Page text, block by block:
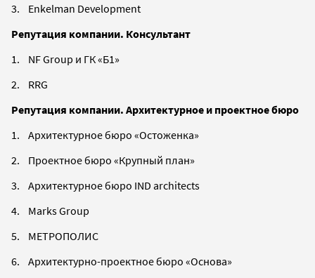
3. Enkelman Development
Репутация компании. Консультант
1. NF Group и ГК «Б1»
2. RRG
Репутация компании. Архитектурное и проектное бюро
1. Архитектурное бюро «Остоженка»
2. Проектное бюро «Крупный план»
3. Архитектурное бюро IND architects
4. Marks Group
5. МЕТРОПОЛИС
6. Архитектурно-проектное бюро «Основа»